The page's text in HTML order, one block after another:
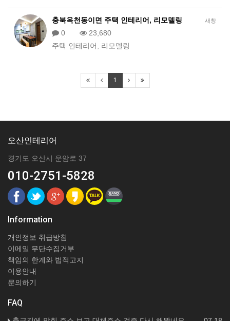
새창
충북옥천동이면 주택 인테리어, 리모델링
0
23,680
주택 인테리어, 리모델링
1
오산인테리어
경기도 오산시 운암로 37
010-2751-5828
Information
개인정보 취급방침
이메일 무단수집거부
책임의 한계와 법적고지
이용안내
문의하기
FAQ